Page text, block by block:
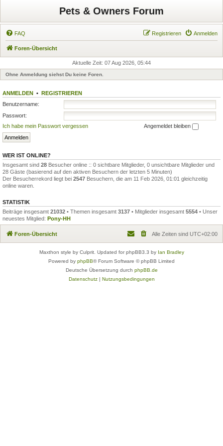
Pets & Owners Forum
FAQ Anmelden
Registrieren
Foren-Übersicht
Aktuelle Zeit: 07 Aug 2026, 05:44
Ohne Anmeldung siehst Du keine Foren.
ANMELDEN • REGISTRIEREN
Benutzername:
Passwort:
Ich habe mein Passwort vergessen
Angemeldet bleiben
WER IST ONLINE?
Insgesamt sind 28 Besucher online :: 0 sichtbare Mitglieder, 0 unsichtbare Mitglieder und
28 Gäste (basierend auf den aktiven Besuchern der letzten 5 Minuten)
Der Besucherrekord liegt bei 2547 Besuchern, die am 11 Feb 2026, 01:01 gleichzeitig
online waren.
STATISTIK
Beiträge insgesamt 21032 • Themen insgesamt 3137 • Mitglieder insgesamt 5554 • Unser
neuestes Mitglied: Pony-HH
Foren-Übersicht Alle Zeiten sind UTC+02:00
Maxthon style by Culprit. Updated for phpBB3.3 by Ian Bradley
Powered by phpBB® Forum Software © phpBB Limited
Deutsche Übersetzung durch phpBB.de
Datenschutz| Nutzungsbedingungen